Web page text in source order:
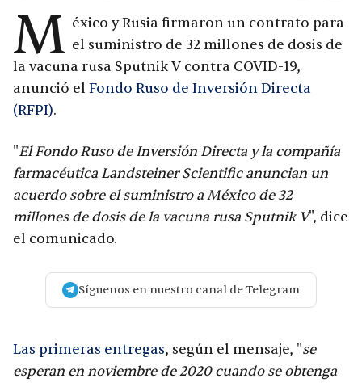
M éxico y Rusia firmaron un contrato para
el suministro de 32 millones de dosis de
la vacuna rusa Sputnik V contra COVID-19,
anunció el Fondo Ruso de Inversión Directa
(RFPI).
"El Fondo Ruso de Inversión Directa y la compañía
farmacéutica Landsteiner Scientific anuncian un
acuerdo sobre el suministro a México de 32
millones de dosis de la vacuna rusa Sputnik V", dice
el comunicado.
Síguenos en nuestro canal de Telegram
Las primeras entregas, según el mensaje, "se
esperan en noviembre de 2020 cuando se obtenga